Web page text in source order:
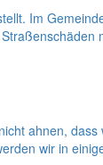
Im
ahnen,
wir in